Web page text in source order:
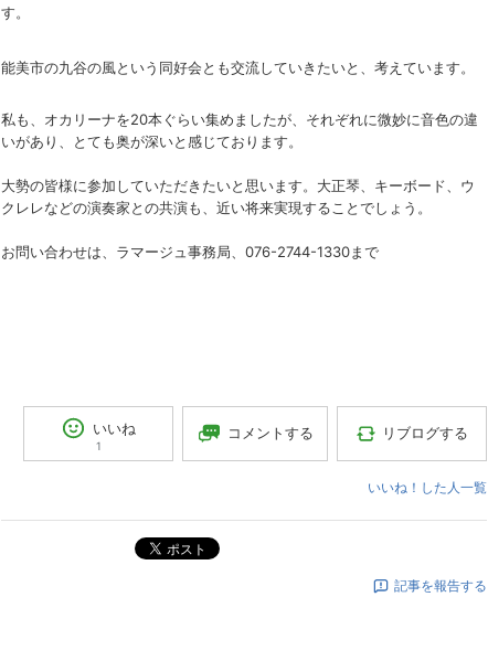
す。
能美市の九谷の風という同好会とも交流していきたいと、考えています。
私も、オカリーナを20本ぐらい集めましたが、それぞれに微妙に音色の違
いがあり、とても奥が深いと感じております。
大勢の皆様に参加していただきたいと思います。大正琴、キーボード、ウ
クレレなどの演奏家との共演も、近い将来実現することでしょう。
お問い合わせは、ラマージュ事務局、076-2744-1330まで
いいね
1
コメントする リブログする
いいね！した人一覧
ポスト
記事を報告する